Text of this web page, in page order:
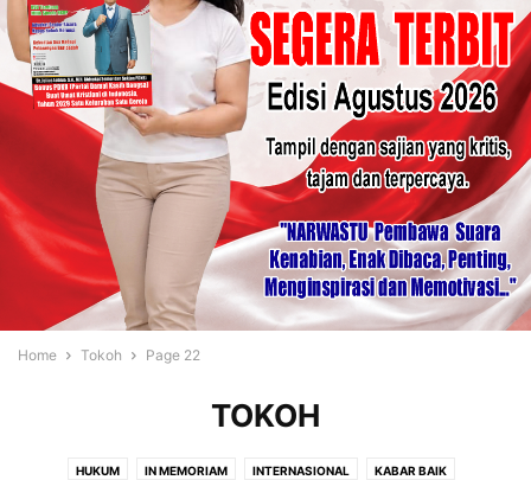
Home Tokoh Page 22
TOKOH
HUKUM IN MEMORIAM INTERNASIONAL KABAR BAIK